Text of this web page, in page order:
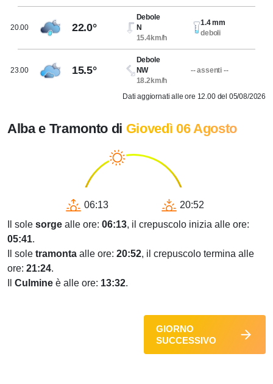
20.00 22.0°
Debole
N
15.4km/h
1.4 mm
deboli
23.00 15.5°
Debole
NW
18.2km/h
-- assenti --
Dati aggiornati alle ore 12.00 del 05/08/2026
Alba e Tramonto di Giovedì 06 Agosto
06:13
20:52
Il sole sorge alle ore: 06:13, il crepuscolo inizia alle ore:
05:41.
Il sole tramonta alle ore: 20:52, il crepuscolo termina alle
ore: 21:24.
Culmine è alle ore: 13:32.
GIORNO
SUCCESSIVO